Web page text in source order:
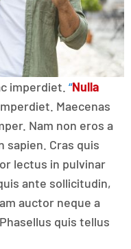
imperdiet. “Nulla
Maecenas
Nam non eros a
sapien. Cras quis
lectus in pulvinar
ante sollicitudin,
auctor neque a
quis tellus